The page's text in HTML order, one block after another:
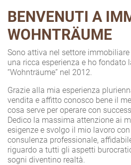
BENVENUTI A
WOHNTRÄUME
Sono attiva nel settore
una ricca esperienza e ho fondato
“Wohnträume” nel 2012.
Grazie alla mia esperienza
vendita e affitto conosco bene il
cosa serve per operare con
Dedico la massima attenzione ai
esigenze e svolgo il mio lavoro
consulenza professionale,
riguardo a tutti gli aspetti
sogni diventino realtà.